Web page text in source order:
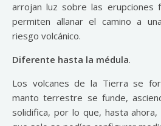
arrojan luz sobre las erupciones
permiten allanar el camino a
riesgo volcánico.
Diferente hasta la médula.
Los volcanes de la Tierra se
manto terrestre se funde,
solidifica, por lo que, hasta